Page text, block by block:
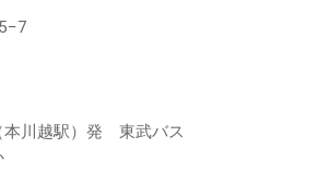
本川越駅）発 東武バス